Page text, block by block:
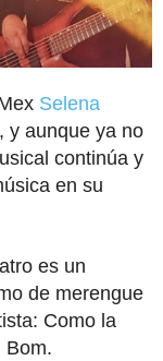
Selena
, y aunque ya no
continúa y
en su
es un
de merengue
Como la
Bom.